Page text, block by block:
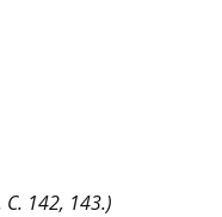
142, 143.)